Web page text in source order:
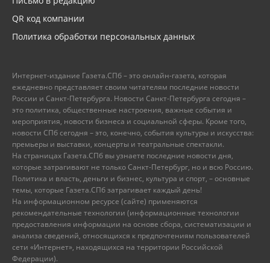
QR код компании
Политика обработки персональных данных
Интернет-издание Газета.СПб – это онлайн-газета, которая
ежедневно представляет своим читателям последние новости
России и Санкт-Петербурга. Новости Санкт-Петербурга сегодня –
это политика, общественные настроения, важные события и
мероприятия, новости бизнеса и социальной сферы. Кроме того,
новости СПб сегодня – это, конечно, события культуры и искусства:
премьеры и выставки, концерты и театральные спектакли.
На страницах Газета.СПб вы узнаете последние новости дня,
которые затрагивают не только Санкт-Петербург, но и всю Россию.
Политика и власть, деньги и бизнес, культура и спорт, – основные
темы, которые Газета.СПб затрагивает каждый день!
На информационном ресурсе (сайте) применяются
рекомендательные технологии (информационные технологии
предоставления информации на основе сбора, систематизации и
анализа сведений, относящихся к предпочтениям пользователей
сети «Интернет», находящихся на территории Российской
Федерации).